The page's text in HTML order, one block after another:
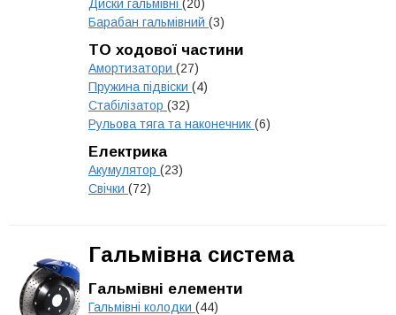
Диски гальмівні (20)
Барабан гальмівний (3)
ТО ходової частини
Амортизатори (27)
Пружина підвіски (4)
Стабілізатор (32)
Рульова тяга та наконечник (6)
Електрика
Акумулятор (23)
Свічки (72)
Гальмівна система
Гальмівні елементи
Гальмівні колодки (44)